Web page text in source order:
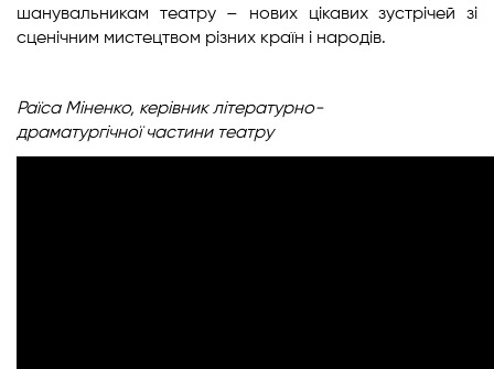
шанувальникам театру – нових цікавих зустрічей зі
сценічним мистецтвом різних країн і народів.
Раїса Міненко, керівник літературно-
драматургічноїчастини театру